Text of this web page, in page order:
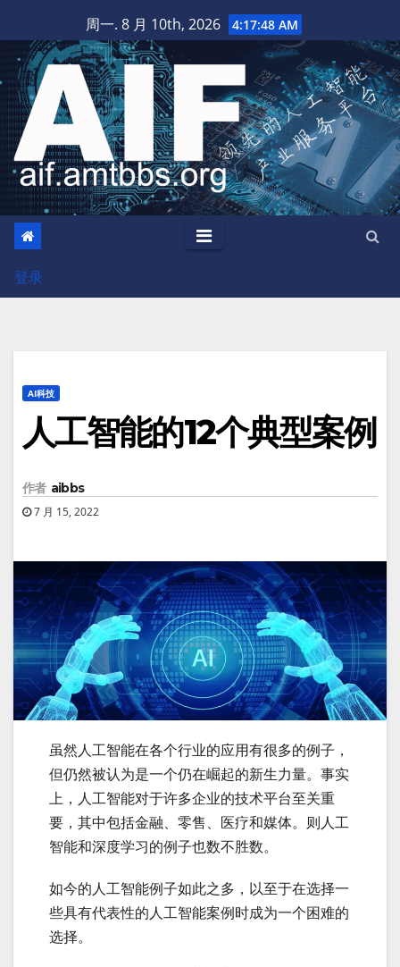
至
内
容
周一. 8 月 10th, 2026 4:17:49 AM
登录
AI科技
人工智能的12个典型案例
作者 aibbs
7 月 15, 2022
虽然人工智能在各个行业的应用有很多的例子，
但仍然被认为是一个仍在崛起的新生力量。事实
上，人工智能对于许多企业的技术平台至关重
要，其中包括金融、零售、医疗和媒体。则人工
智能和深度学习的例子也数不胜数。
如今的人工智能例子如此之多，以至于在选择一
些具有代表性的人工智能案例时成为一个困难的
选择。